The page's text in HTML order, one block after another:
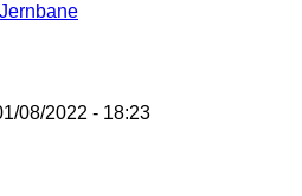
08/2022 - 18:23